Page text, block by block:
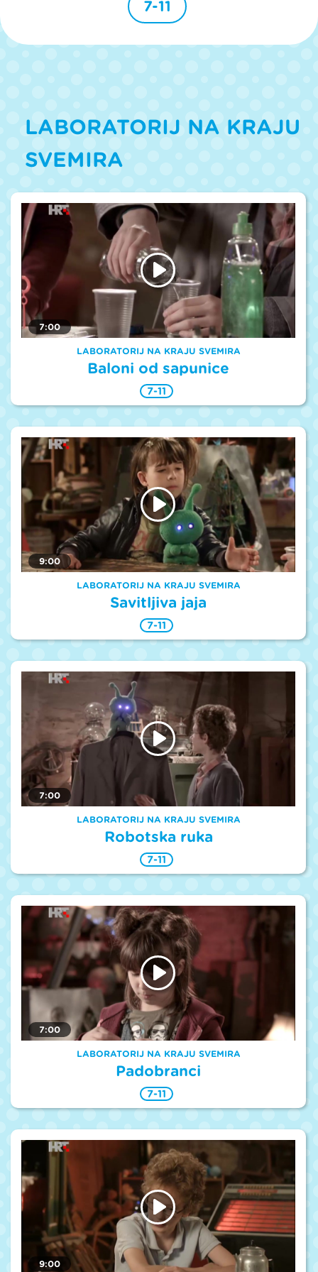
7-11
LABORATORIJ NA KRAJU
SVEMIRA
7:00
LABORATORIJ NA KRAJU SVEMIRA
Baloni od sapunice
7-11
9:00
LABORATORIJ NA KRAJU SVEMIRA
Savitljiva jaja
7-11
7:00
LABORATORIJ NA KRAJU SVEMIRA
Robotska ruka
7-11
7:00
LABORATORIJ NA KRAJU SVEMIRA
Padobranci
7-11
9:00